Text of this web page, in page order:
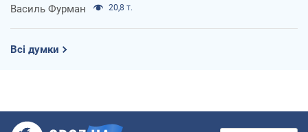
Василь Фурман 20,8 т.
Всі думки